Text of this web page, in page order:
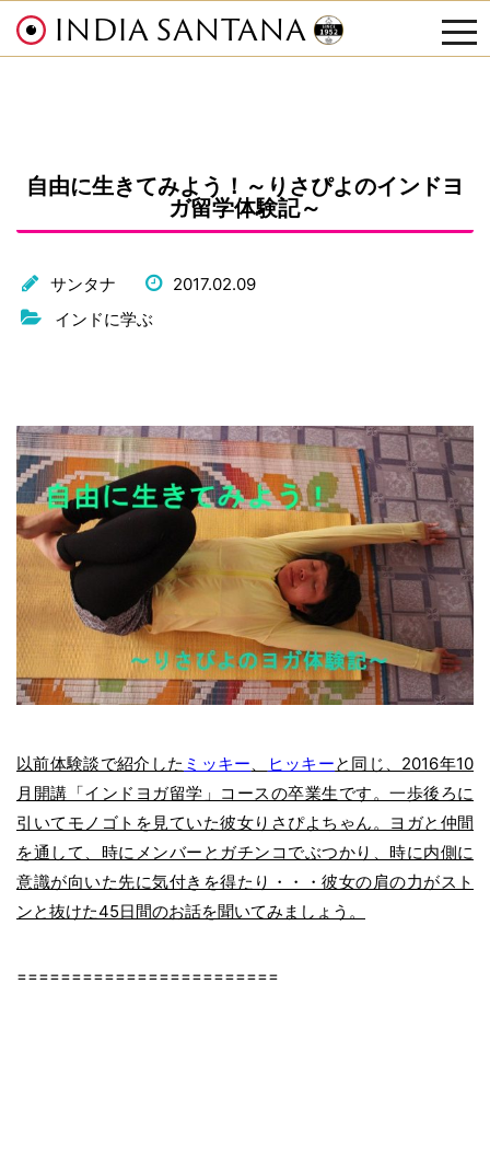
INDIA SANTANA
自由に生きてみよう！～りさぴよのインドヨ
ガ留学体験記～
サンタナ
2017.02.09
インドに学ぶ
以前体験談で紹介した ミッキー ヒッキーと同じ、2016年10
月開講「インドヨガ留学」コースの卒業生です。一歩後ろに
引いてモノゴトを見ていた彼女りさぴよちゃん。ヨガと仲間
を通して、時にメンバーとガチンコでぶつかり、時に内側に
意識が向いた先に気付きを得たり・・・彼女の肩の力がスト
ンと抜けた45日間のお話を聞いてみましょう。
========================